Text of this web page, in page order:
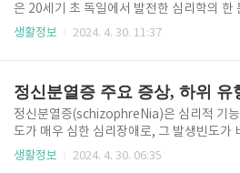
은 20세기 초 독일에서 발전한 심리학의 한
10년부터 1912년 사이에 Max Wertheimer
했다. 이 심리학 분야는 모양과 전체 구조가
의 단순 합보다 중요하다는 관점을 강조한
의 기초는 에른스트 머프, 기독교 폰 엘렌펠
프와 같은 이론가의 사상에 깊이 뿌리를두고
는 공간-형태를 보다 기본적인 요소로 환원
생활정보 2024. 4. 30. 11:37
정신분열증 주요 증상, 하위 유
정신분열증(schizophreNia)은 심리적 기
도가 매우 심한 심리장애로, 그 발생빈도가
만 일단 발병하면 회복되었다 하더라도 다시
생활정보 2024. 4. 30. 06:35